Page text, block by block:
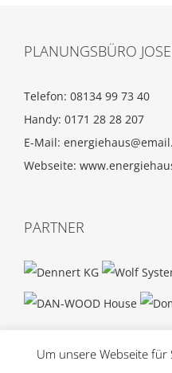
PLANUNGSBÜRO
Telefon: 08134 99 73 40
Handy: 0171 28 28 207
E-Mail:
Webseite:
PARTNER
Um unsere Webseite